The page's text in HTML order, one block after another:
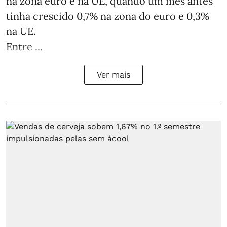
tinha crescido 0,7% na zona do euro e 0,3%
na UE.
Entre ...
Ver mais